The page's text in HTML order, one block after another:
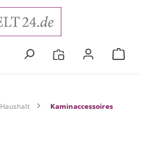
Kaminaccessoires